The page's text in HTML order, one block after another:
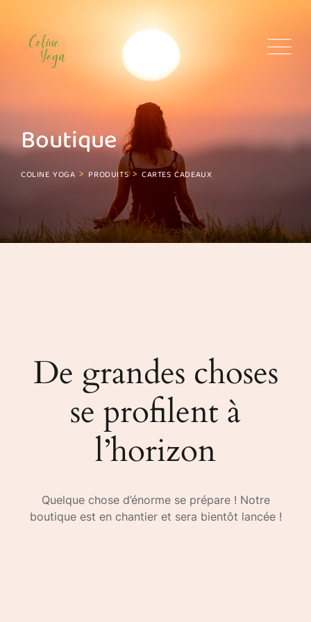
content
Boutique
COLINE YOGA > PRODUITS>CARTES CADEAUX
De grandes choses
se profilent à
l’horizon
Quelque chose d’énorme se prépare ! Notre
boutique est en chantier et sera bientôt lancée !